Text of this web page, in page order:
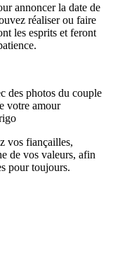
annoncer la date de
réaliser ou faire
les esprits et feront
des photos du couple
votre amour
vos fiançailles,
de vos valeurs, afin
pour toujours.